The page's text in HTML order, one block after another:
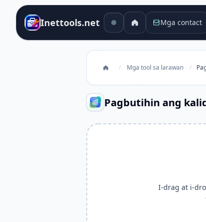
Inettools.net Mga contact
/ Mga tool sa larawan /
Pagbutihin ang
I-drag at i-